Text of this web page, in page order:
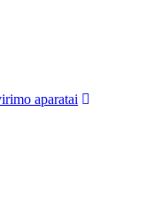
aparatai